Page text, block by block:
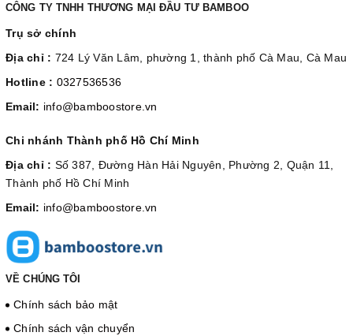
CÔNG TY TNHH THƯƠNG MẠI ĐẦU TƯ BAMBOO
Trụ sở chính
Địa chỉ : 724 Lý Văn Lâm, phường 1, thành phố Cà Mau, Cà Mau
Hotline : 0327536536
Email: info@bamboostore.vn
Chi nhánh Thành phố Hồ Chí Minh
Địa chỉ : Số 387, Đường Hàn Hải Nguyên, Phường 2, Quận 11,
Thành phố Hồ Chí Minh
Email: info@bamboostore.vn
VỀ CHÚNG TÔI
Chính sách bảo mật
Chính sách vận chuyển